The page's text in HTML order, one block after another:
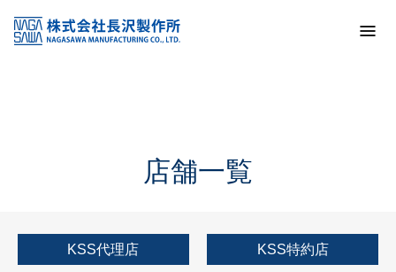
KSS加盟店・取扱店情報
店舗一覧
店舗一覧
KSS代理店 KSS特約店